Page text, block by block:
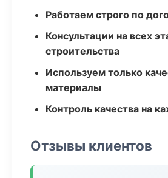
Работаем строго по
Консультации на всех
строительства
Используем только
материалы
Контроль качества на
Отзывы клиентов